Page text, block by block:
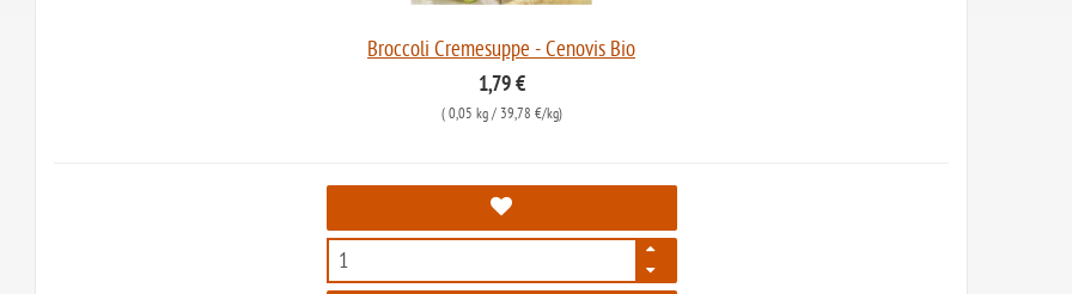
Broccoli Cremesuppe - Cenovis Bio
1,79 €
( 0,05 kg/ 39,78 €/kg)
196